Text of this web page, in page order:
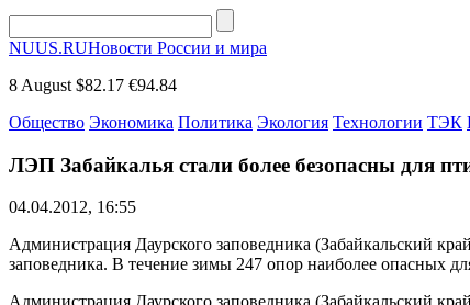
NUUS.RUНовости России и мира
8 August $82.17 €94.84
Общество Экономика Политика Экология Технологии ТЭК
ЛЭП Забайкалья стали более безопасны для
04.04.2012, 16:55
Администрация Даурского заповедника (Забайкальский
заповедника. В течение зимы 247 опор наиболее опасных